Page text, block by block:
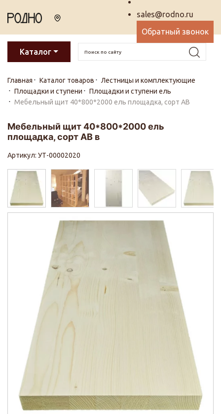
sales@rodno.ru
Обратный звонок
Каталог
Главная Каталог товаров
Лестницы и комплектующие
Площадки и ступени
Площадки и ступени ель
Мебельный щит 40*800*2000 ель площадка, сорт АВ
Мебельный щит 40*800*2000 ель
площадка, сорт АВ в
Артикул: УТ-00002020